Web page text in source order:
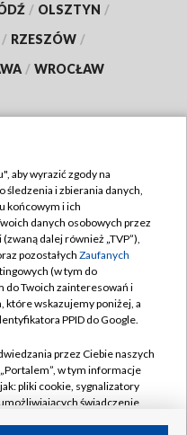
/ OLSZTYN /
/ RZESZÓW /
/ WROCŁAW
TVP
aby wyrazić zgody na
i zbierania danych,
końcowym i ich
danych osobowych przez
dalej również „TVP”),
pozostałych Zaufanych
(w tym do
do Twoich zainteresowań i
które wskazujemy poniżej, a
PPID do Google.
przez Ciebie naszych
w tym informacje
pliki cookie, sygnalizatory
świadczenie